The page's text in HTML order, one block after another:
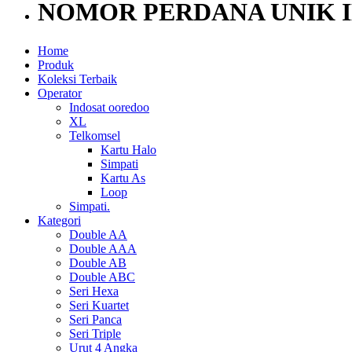
NOMOR PERDANA UNIK
Home
Produk
Koleksi Terbaik
Operator
Indosat ooredoo
XL
Telkomsel
Kartu Halo
Simpati
Kartu As
Loop
Simpati.
Kategori
Double AA
Double AAA
Double AB
Double ABC
Seri Hexa
Seri Kuartet
Seri Panca
Seri Triple
Urut 4 Angka